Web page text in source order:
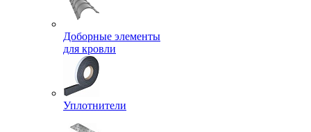
Доборные элементы
для кровли
Уплотнители